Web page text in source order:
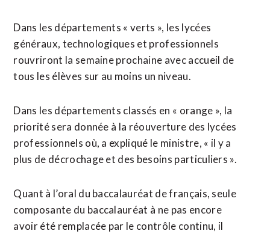
Dans les départements « verts », les lycées
généraux, technologiques et professionnels
rouvriront la semaine prochaine avec accueil de
tous les élèves sur au moins un niveau.
Dans les départements classés en « orange », la
priorité sera donnée à la réouverture des lycées
professionnels où, a expliqué le ministre, « il y a
plus de décrochage et des besoins particuliers ».
Quant à l’oral du baccalauréat de français, seule
composante du baccalauréat à ne pas encore
avoir été remplacée par le contrôle continu, il